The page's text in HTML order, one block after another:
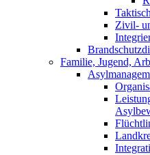
Zivil-
Familie, Jugend,